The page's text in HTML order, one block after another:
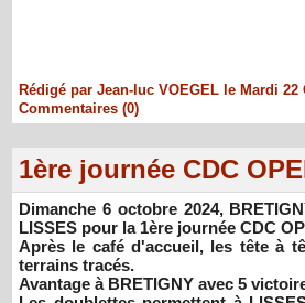
Rédigé par Jean-luc VOEGEL le Mardi 22
Commentaires (0)
1ère journée CDC
Dimanche 6 octobre 2024,
LISSES pour la 1ère journée CDC
Après le café d'accueil, les tête à
terrains tracés.
Avantage à BRETIGNY avec 5